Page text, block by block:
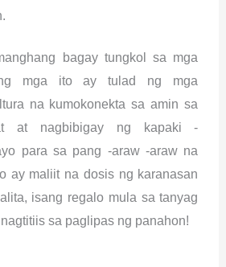
bagay tungkol sa mga
mga ito ay tulad ng mga
na kumokonekta sa amin sa
at nagbibigay ng kapaki -
para sa pang -araw -araw na
ay maliit na dosis ng karanasan
isang regalo mula sa tanyag
sa paglipas ng panahon!